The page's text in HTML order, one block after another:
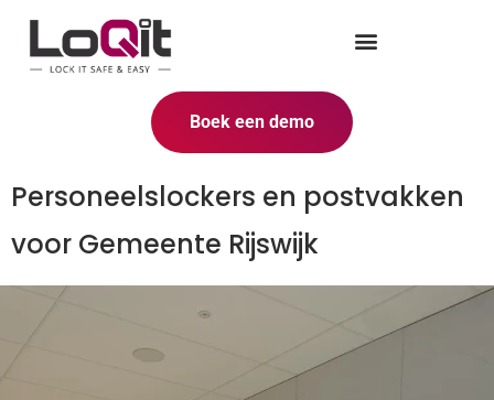
Boek een demo
Personeelslockers en postvakken
voor Gemeente Rijswijk